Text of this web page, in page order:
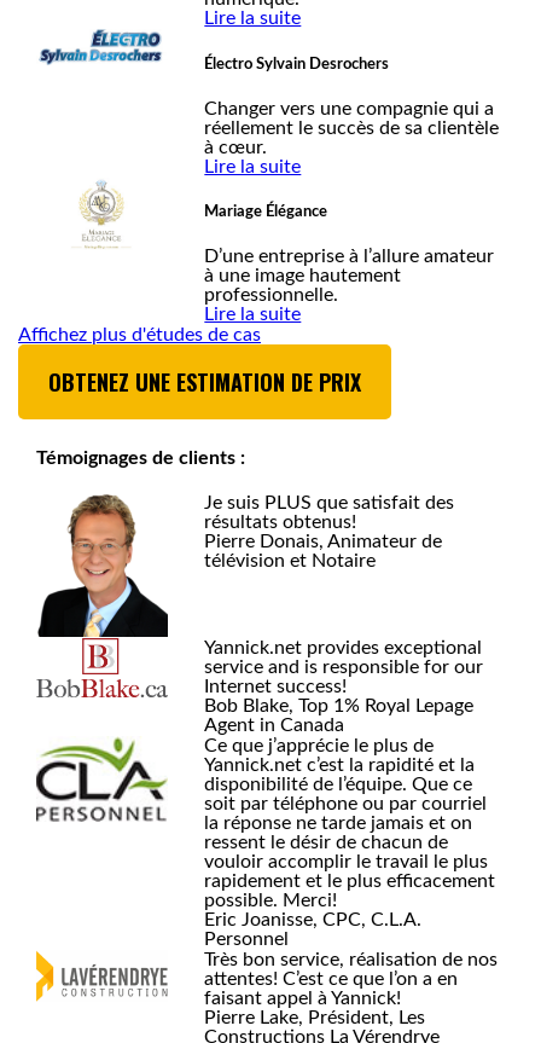
Lire la suite
Électro Sylvain Desrochers
Changer vers une compagnie qui a
réellement le succès de sa clientèle
à cœur.
Lire la suite
Mariage Élégance
D’une entreprise à l’allure amateur
à une image hautement
professionnelle.
Lire la suite
Affichez plus d'études de cas
OBTENEZ UNE ESTIMATION DE PRIX
Témoignages de clients :
Je suis PLUS que satisfait des
résultats obtenus!
Pierre Donais, Animateur de
télévision et Notaire
Yannick.net provides exceptional
service and is responsible for our
Internet success!
Bob Blake, Top 1% Royal Lepage
Agent in Canada
Ce que j’apprécie le plus de
Yannick.net c’est la rapidité et la
disponibilité de l’équipe. Que ce
soit par téléphone ou par courriel
la réponse ne tarde jamais et on
ressent le désir de chacun de
vouloir accomplir le travail le plus
rapidement et le plus efficacement
possible. Merci!
Eric Joanisse, CPC, C.L.A.
Personnel
Très bon service, réalisation de nos
attentes! C’est ce que l’on a en
faisant appel à Yannick!
Pierre Lake, Président, Les
Constructions La Vérendrye